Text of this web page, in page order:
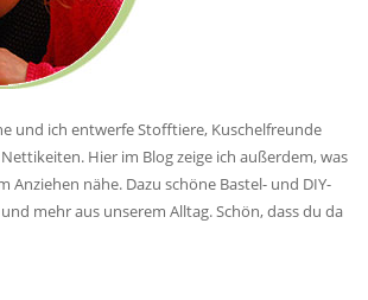
und ich entwerfe Stofftiere, Kuschelfreunde
Hier im Blog zeige ich außerdem, was
Anziehen nähe. Dazu schöne Bastel- und DIY-
mehr aus unserem Alltag. Schön, dass du da